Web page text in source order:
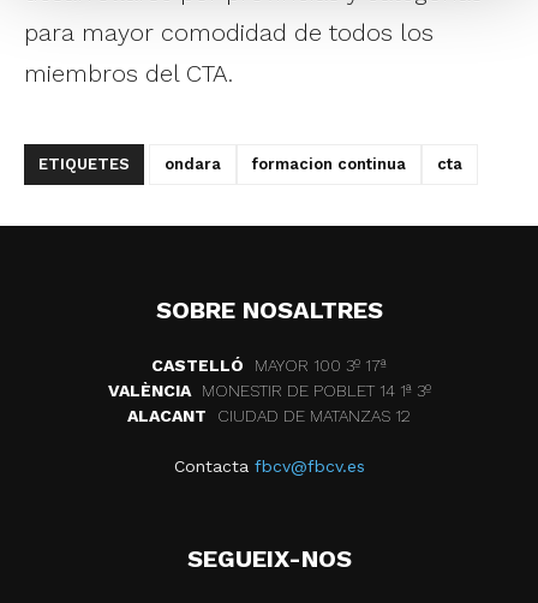
para mayor comodidad de todos los
miembros del CTA.
ETIQUETES ondara formacion continua cta
SOBRE NOSALTRES
CASTELLÓ
MAYOR 100 3º 17ª
VALÈNCIA
MONESTIR DE POBLET 14 1ª 3º
ALACANT
CIUDAD DE MATANZAS 12
Contacta fbcv@fbcv.es
SEGUEIX-NOS